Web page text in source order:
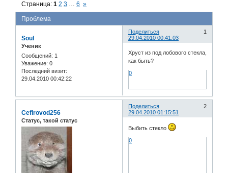
Проблема
Страница:1 2 3 6 »
Поделиться
1
29.04.2010 00:41:03
Soul
Ученик
Сообщений: 1
Уважение: 0
Последний визит:
29.04.2010 00:42:22
Хруст из под лобового стекла,
как быть?
0
Поделиться
2
29.04.2010 01:15:51
Cefirovod256
Статус, такой статус
Выбить стекло
0